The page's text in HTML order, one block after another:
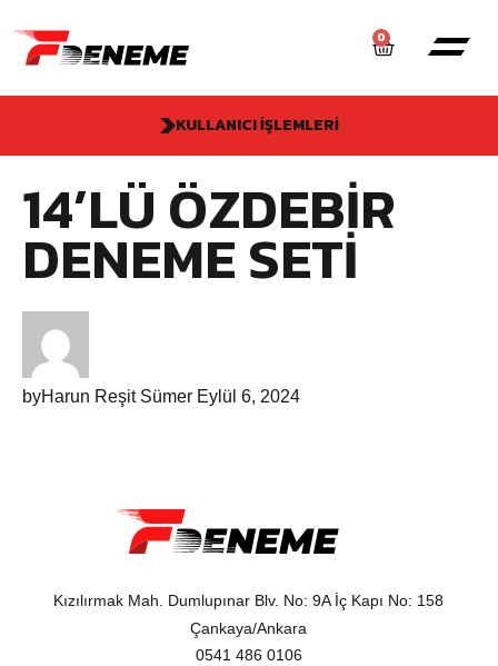
0
KULLANICI İŞLEMLERI
14’LÜ ÖZDEBIR
DENEME SETI
byHarun Reşit Sümer Eylül 6, 2024
Kızılırmak Mah. Dumlupınar Blv. No: 9A İç Kapı No: 158
Çankaya/Ankara
0541 486 0106